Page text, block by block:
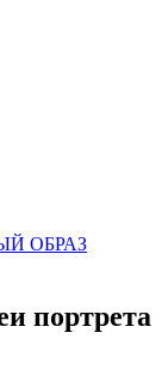
ОБРАЗ
портрета